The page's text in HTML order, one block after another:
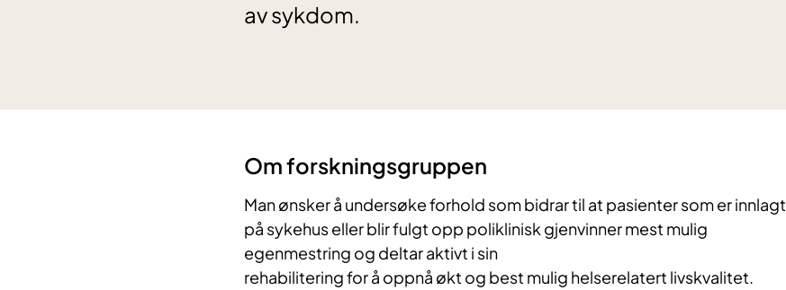
av sykdom.
Om forskningsgruppen
Man ønsker å undersøke forhold som bidrar til at pasienter som er innlagt
på sykehus eller blir fulgt opp poliklinisk gjenvinner mest mulig
egenmestring og deltar aktivt i sin
rehabilitering for å oppnå økt og best mulig helserelatert livskvalitet.